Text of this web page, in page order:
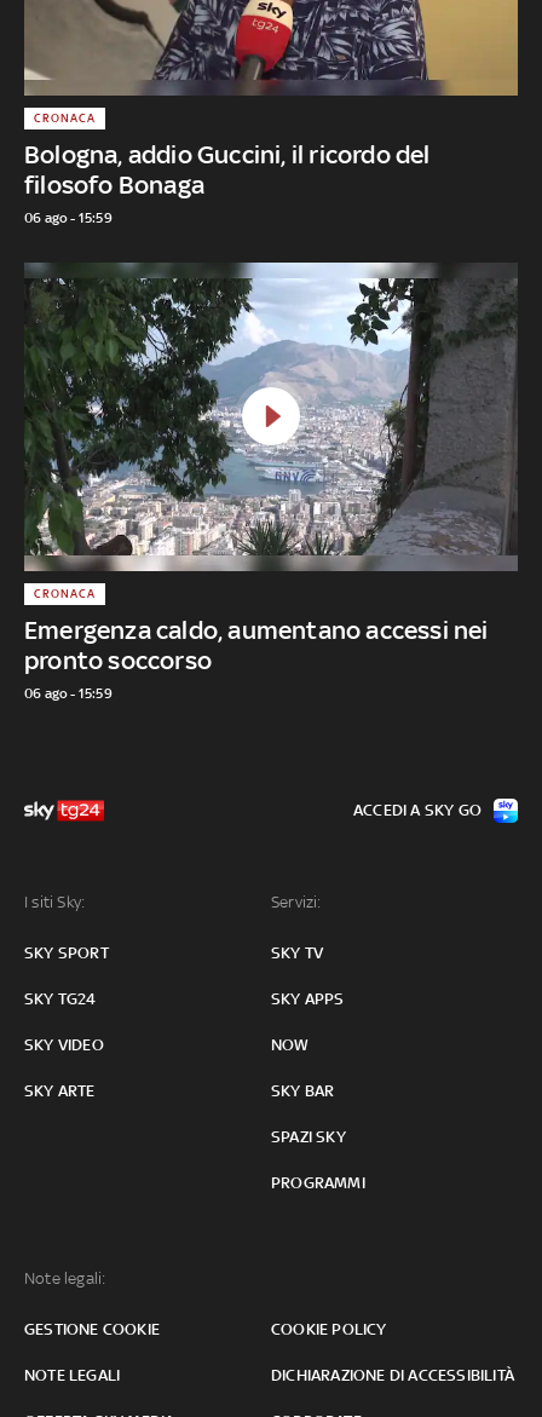
Bologna, addio Guccini, il ricordo del
filosofo Bonaga
CRONACA
06 ago - 15:59
Emergenza caldo, aumentano accessi nei
pronto soccorso
CRONACA
06 ago - 15:59
I siti Sky:
SKY SPORT
SKY TG24
SKY VIDEO
SKY ARTE
Servizi:
SKY TV
SKY APPS
NOW
SKY BAR
SPAZI SKY
PROGRAMMI
Note legali:
GESTIONE COOKIE COOKIE POLICY
NOTE LEGALI DICHIARAZIONE DI ACCESSIBILITÀ
ACCEDI A SKY GO